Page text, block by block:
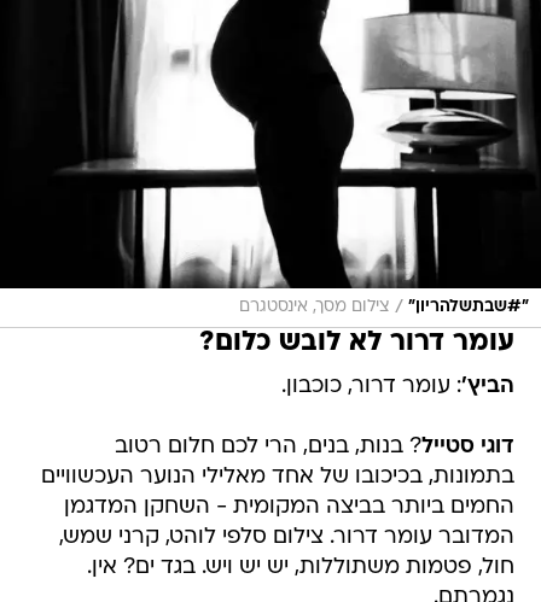
"#שבתשלהריון" / צילום מסך, אינסטגרם
עומר דרור לא לובש כלום?
הביץ': עומר דרור, כוכבון.
דוגי סטייל? בנות, בנים, הרי לכם חלום רטוב
בתמונות, בכיכובו של אחד מאלילי הנוער העכשוויים
החמים ביותר בביצה המקומית - השחקן המדגמן
המדובר עומר דרור. צילום סלפי לוהט, קרני שמש,
חול, פטמות משתוללות, יש יש ויש. בגד ים? אין.